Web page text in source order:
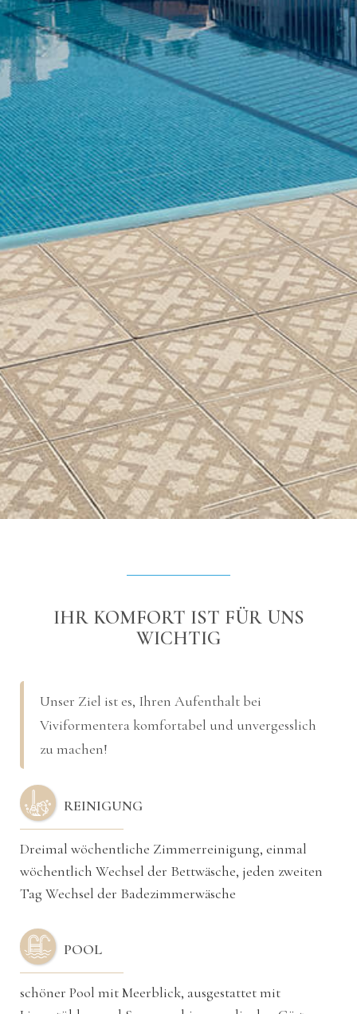
IHR KOMFORT IST FÜR UNS
WICHTIG
Unser Ziel ist es, Ihren Aufenthalt bei
Viviformentera komfortabel und unvergesslich
zu machen!
REINIGUNG
Dreimal wöchentliche Zimmerreinigung, einmal
wöchentlich Wechsel der Bettwäsche, jeden zweiten
Tag Wechsel der Badezimmerwäsche
POOL
schöner Pool mit Meerblick, ausgestattet mit